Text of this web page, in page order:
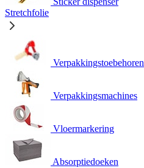
Stretchfolie
Verpakkingstoebehoren
Verpakkingsmachines
Vloermarkering
Absorptiedoeken